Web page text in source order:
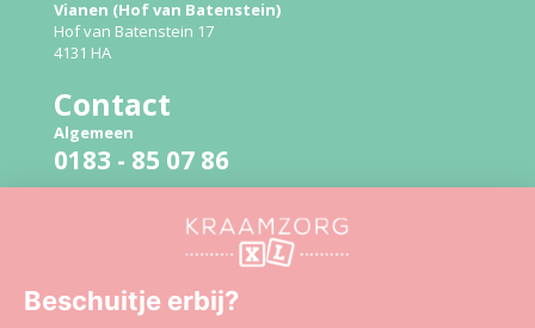
Vianen (Hof van Batenstein)
Hof van Batenstein 17
4131 HA
Contact
Algemeen
0183 - 85 07 86
06 - 51 41 94 79
Mail:info@kraamzorgxl.nl